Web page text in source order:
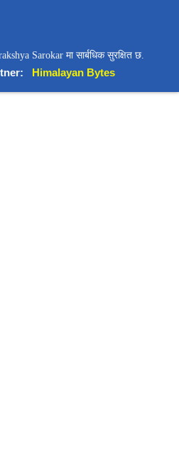
Sarokar मा सार्बधिक सुरक्षित छ.
Himalayan Bytes